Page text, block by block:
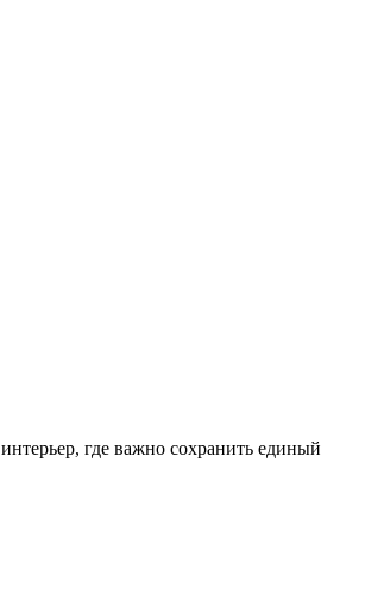
где важно сохранить единый